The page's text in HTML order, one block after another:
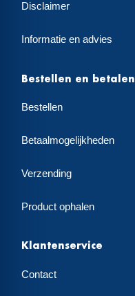
Disclaimer
Informatie en advies
Bestellen en betalen
Bestellen
Betaalmogelijkheden
Verzending
Product ophalen
Klantenservice
Contact